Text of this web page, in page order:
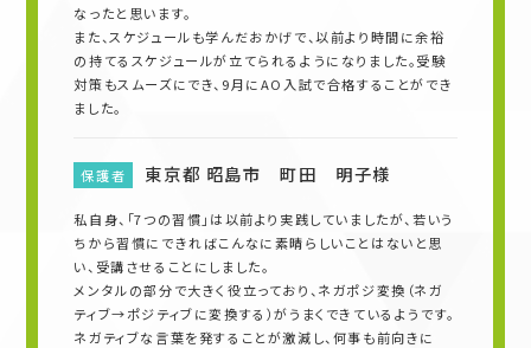
なったと思います。
また、スケジュールも学んだおかげで、以前より時間に余裕
の持てるスケジュールが立てられるようになりました。受験
対策もスムーズにでき、9月にAO入試で合格することができ
ました。
保護者 東京都 昭島市 町田 明子様
私自身、「7つの習慣」は以前より実践していましたが、若いう
ちから習慣にできればこんなに素晴らしいことはないと思
い、受講させることにしました。
メンタルの部分で大きく役立っており、ネガポジ変換（ネガ
ティブ→ポジティブに変換する）がうまくできているようです。
ネガティブな言葉を発することが激減し、何事も前向きに